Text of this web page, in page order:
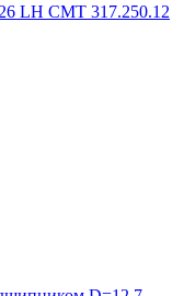
LH CMT 317.250.12